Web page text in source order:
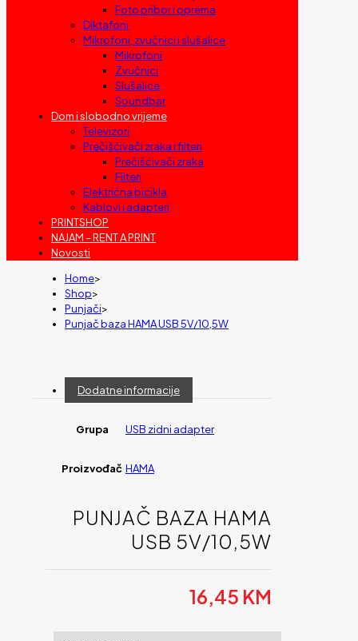
Foto pribor i oprema
Diktafoni
Mikrofoni, zvučnici i slušalice
Mikrofoni
Zvučnici
Slušalice
Soundbar
Dom i slobodno vrijeme
Televizori
Prečišćivači zraka i filteri
Prečišćivači zraka
Filteri
Električna bicikla
Kablovi i adapteri
PRINTSHOP
NAJAM – RENT A PRINT
Novosti
Home>
Shop>
Punjači>
Punjač baza HAMA USB 5V/10,5W
Dodatne informacije
Grupa USB zidni adapter
Proizvođač HAMA
PUNJAČ BAZA HAMA
USB 5V/10,5W
16,45 KM